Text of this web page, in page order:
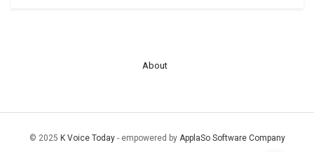
About
© 2025 K Voice Today- empowered by ApplaSo Software Company